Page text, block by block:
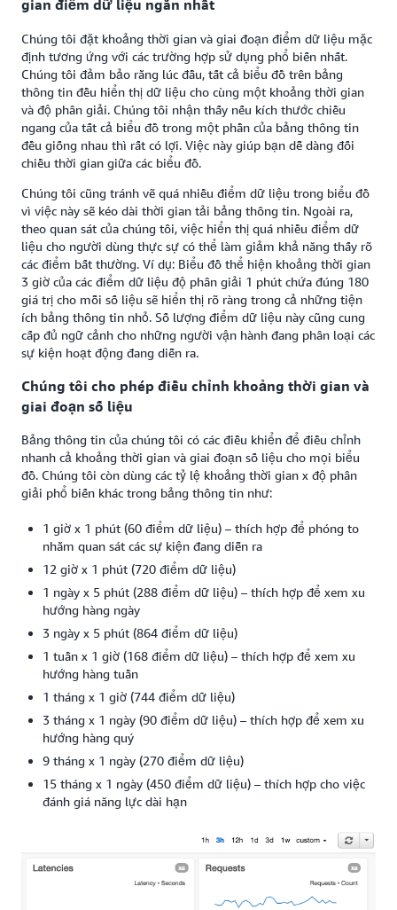
gian điểm dữ liệu ngắn nhất
Chúng tôi đặt khoảng thời gian và giai đoạn điểm dữ liệu mặc
định tương ứng với các trường hợp sử dụng phổ biến nhất.
Chúng tôi đảm bảo rằng lúc đầu, tất cả biểu đồ trên bảng
thông tin đều hiển thị dữ liệu cho cùng một khoảng thời gian
và độ phân giải. Chúng tôi nhận thấy nếu kích thước chiều
ngang của tất cả biểu đồ trong một phần của bảng thông tin
đều giống nhau thì rất có lợi. Việc này giúp bạn dễ dàng đối
chiều thời gian giữa các biểu đồ.
Chúng tôi cũng tránh vẽ quá nhiều điểm dữ liệu trong biểu đồ
vì việc này sẽ kéo dài thời gian tải bảng thông tin. Ngoài ra,
theo quan sát của chúng tôi, việc hiển thị quá nhiều điểm dữ
liệu cho người dùng thực sự có thể làm giảm khả năng thấy rõ
các điểm bất thường. Ví dụ: Biểu đồ thể hiện khoảng thời gian
3 giờ của các điểm dữ liệu độ phân giải 1 phút chứa đúng 180
giá trị cho mỗi số liệu sẽ hiển thị rõ ràng trong cả những tiện
ích bảng thông tin nhỏ. Số lượng điểm dữ liệu này cũng cung
cấp đủ ngữ cảnh cho những người vận hành đang phân loại các
sự kiện hoạt động đang diễn ra.
Chúng tôi cho phép điều chỉnh khoảng thời gian và
giai đoạn số liệu
Bảng thông tin của chúng tôi có các điều khiển để điều chỉnh
nhanh cả khoảng thời gian và giai đoạn số liệu cho mọi biểu
đồ. Chúng tôi còn dùng các tỷ lệ khoảng thời gian x độ phân
giải phổ biến khác trong bảng thông tin như:
1 giờ x 1 phút (60 điểm dữ liệu) – thích hợp để phóng to
nhằm quan sát các sự kiện đang diễn ra
12 giờ x 1 phút (720 điểm dữ liệu)
1 ngày x 5 phút (288 điểm dữ liệu) – thích hợp để xem xu
hướng hàng ngày
3 ngày x 5 phút (864 điểm dữ liệu)
1 tuần x 1 giờ (168 điểm dữ liệu) – thích hợp để xem xu
hướng hàng tuần
1 tháng x 1 giờ (744 điểm dữ liệu)
3 tháng x 1 ngày (90 điểm dữ liệu) – thích hợp để xem xu
hướng hàng quý
9 tháng x 1 ngày (270 điểm dữ liệu)
15 tháng x 1 ngày (450 điểm dữ liệu) – thích hợp cho việc
đánh giá năng lực dài hạn